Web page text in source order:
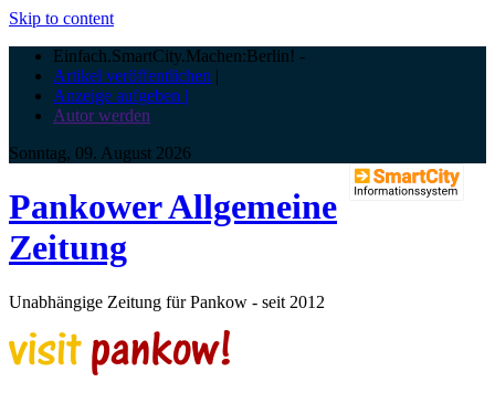
Skip to content
Einfach.SmartCity.Machen:Berlin! -
Artikel veröffentlichen |
Anzeige aufgeben |
Autor werden
Sonntag, 09. August 2026
Pankower Allgemeine
Zeitung
Unabhängige Zeitung für Pankow - seit 2012